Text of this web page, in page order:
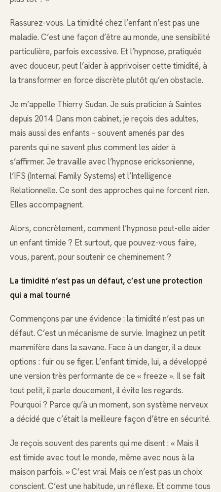
Rassurez-vous. La timidité chez l’enfant n’est pas une
maladie. C’est une façon d’être au monde, une sensibilité
particulière, parfois excessive. Et l’hypnose, pratiquée
avec douceur, peut l’aider à apprivoiser cette timidité, à
la transformer en force discrète plutôt qu’en obstacle.
Je m’appelle Thierry Sudan. Je suis praticien à Saintes
depuis 2014. Dans mon cabinet, je reçois des adultes,
mais aussi des enfants – souvent amenés par des
parents qui ne savent plus comment les aider à
s’affirmer. Je travaille avec l’hypnose ericksonienne,
l’IFS (Internal Family Systems) et l’Intelligence
Relationnelle. Ce sont des approches qui ne forcent rien.
Elles accompagnent.
Alors, concrètement, comment l’hypnose peut-elle aider
un enfant timide ? Et surtout, que pouvez-vous faire,
vous, parent, pour soutenir ce cheminement ?
La timidité n’est pas un défaut, c’est une protection
qui a mal tourné
Commençons par une évidence : la timidité n’est pas un
défaut. C’est un mécanisme de survie. Imaginez un petit
mammifère dans la savane. Face à un danger, il a deux
options : fuir ou se figer. L’enfant timide, lui, a développé
une version très performante de ce « freeze ». Il se fait
tout petit, il parle doucement, il évite les regards.
Pourquoi ? Parce qu’à un moment, son système nerveux
a décidé que c’était la meilleure façon d’être en sécurité.
Je reçois souvent des parents qui me disent : « Mais il
est timide avec tout le monde, même avec nous à la
maison parfois. » C’est vrai. Mais ce n’est pas un choix
conscient. C’est une habitude, un réflexe. Et comme tous